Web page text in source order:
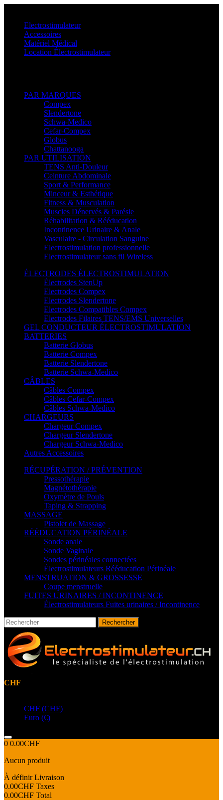
Electrostimulateur
Accessoires
Matériel Médical
Location Électrostimulateur
PAR MARQUES
Compex
Slendertone
Schwa-Medico
Cefar-Compex
Globus
Chattanooga
PAR UTILISATION
TENS Anti-Douleur
Ceinture Abdominale
Sport & Performance
Minceur & Esthétique
Fitness & Musculation
Muscles Dénervés & Parésie
Réhabilitation & Rééducation
Incontinence Urinaire & Anale
Vasculaire - Circulation Sanguine
Electrostimulation professionnelle
Electrostimulateur sans fil Wireless
ÉLECTRODES ÉLECTROSTIMULATION
Électrodes StenUp
Electrodes Compex
Electrodes Slendertone
Electrodes Compatibles Compex
Electrodes Filaires TENS/EMS Universelles
GEL CONDUCTEUR ÉLECTROSTIMULATION
BATTERIES
Batterie Globus
Batterie Compex
Batterie Slendertone
Batterie Schwa-Medico
CÂBLES
Câbles Compex
Câbles Cefar-Compex
Câbles Schwa-Medico
CHARGEURS
Chargeur Compex
Chargeur Slendertone
Chargeur Schwa-Medico
Autres Accessoires
RÉCUPÉRATION / PRÉVENTION
Pressothérapie
Magnétothérapie
Oxymètre de Pouls
Taping & Strapping
MASSAGE
Pistolet de Massage
RÉÉDUCATION PÉRINÉALE
Sonde anale
Sonde Vaginale
Sondes périnéales connectées
Électrostimulateurs Rééducation Périnéale
MENSTRUATION & GROSSESSE
Coupe menstruelle
FUITES URINAIRES / INCONTINENCE
Électrostimulateurs Fuites urinaires / Incontinence
Rechercher
CHF
CHF (CHF)
Euro (€)
0 0.00CHF
Aucun produit
À définirLivraison
0.00CHF Taxes
0.00CHF Total